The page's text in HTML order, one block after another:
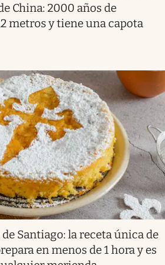
China: 2000 años de
metros y tiene una capota
de Santiago: la receta única de
en menos de 1 hora y es